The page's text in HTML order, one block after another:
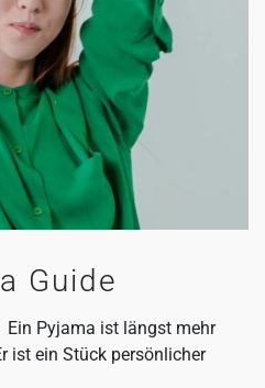
Guide
Pyjama ist längst mehr
ist ein Stück persönlicher